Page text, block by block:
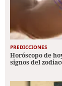
PREDICCIONES
Horóscopo de
signos del